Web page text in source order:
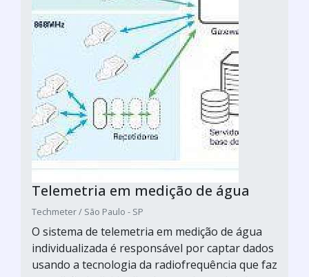
Telemetria em medição de água
Techmeter / São Paulo - SP
O sistema de telemetria em medição de água
individualizada é responsável por captar dados
usando a tecnologia da radiofrequência que faz